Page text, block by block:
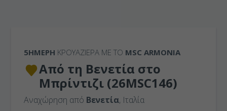
5ΉΜΕΡΗ ΚΡΟΥΑΖΙΕΡΑ ΜΕ ΤΟ MSC ARMONIA
Από τη Βενετία στο
Μπρίντιζι (26MSC146)
Αναχώρηση από Βενετία, Ιταλία